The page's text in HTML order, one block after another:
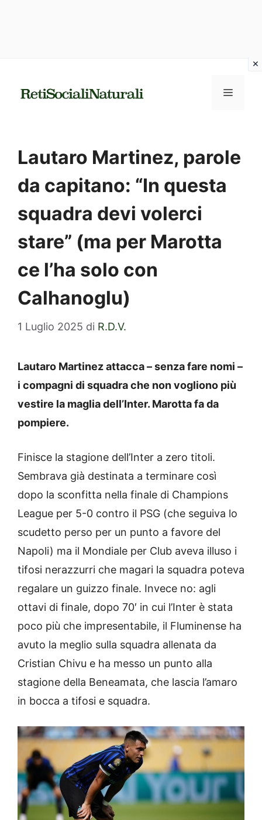
MENU
Lautaro Martinez, parole
da capitano: “In questa
squadra devi volerci
stare” (ma per Marotta
ce l’ha solo con
Calhanoglu)
1 Luglio 2025 di R.D.V.
Lautaro Martinez attacca – senza fare nomi –
i compagni di squadra che non vogliono più
vestire la maglia dell’Inter. Marotta fa da
pompiere.
Finisce la stagione dell’Inter a zero titoli.
Sembrava già destinata a terminare così
dopo la sconfitta nella finale di Champions
League per 5-0 contro il PSG (che seguiva lo
scudetto perso per un punto a favore del
Napoli) ma il Mondiale per Club aveva illuso i
tifosi nerazzurri che magari la squadra poteva
regalare un guizzo finale. Invece no: agli
ottavi di finale, dopo 70′ in cui l’Inter è stata
poco più che impresentabile, il Fluminense ha
avuto la meglio sulla squadra allenata da
Cristian Chivu e ha messo un punto alla
stagione della Beneamata, che lascia l’amaro
in bocca a tifosi e squadra.